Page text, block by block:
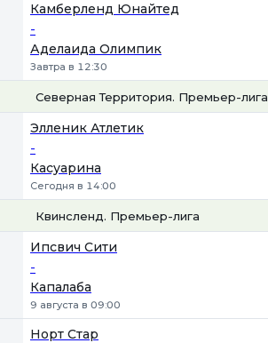
Камберленд Юнайтед
-
Аделаида Олимпик
Завтра в 12:30
Северная Территория. Премьер-лига
Элленик Атлетик
-
Касуарина
Сегодня в 14:00
Квинсленд. Премьер-лига
Ипсвич Сити
-
Капалаба
9 августа в 09:00
Норт Стар